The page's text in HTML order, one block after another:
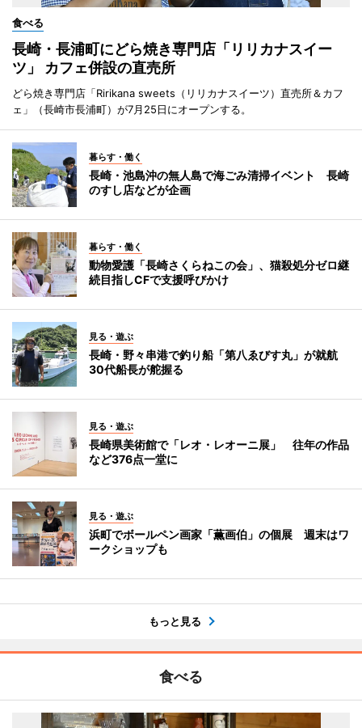
食べる
長崎・長浦町にどら焼き専門店「リリカナスイー
ツ」 カフェ併設の直売所
どら焼き専門店「Ririkana sweets（リリカナスイーツ）直売所＆カフ
ェ」（長崎市長浦町）が7月25日にオープンする。
暮らす・働く
長崎・池島沖の無人島で海ごみ清掃イベント 長崎
のすし店などが企画
暮らす・働く
動物愛護「長崎さくらねこの会」、猫殺処分ゼロ継
続目指しCFで支援呼びかけ
見る・遊ぶ
長崎・野々串港で釣り船「第八ゑびす丸」が就航
30代船長が舵握る
見る・遊ぶ
長崎県美術館で「レオ・レオーニ展」 往年の作品
など376点一堂に
見る・遊ぶ
浜町でボールペン画家「薫画伯」の個展 週末はワ
ークショップも
もっと見る
食べる